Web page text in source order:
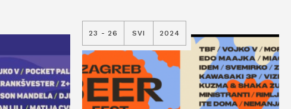
23 - 26 SVI 2024